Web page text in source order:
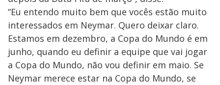
V
i
u
d
o
“Eu entendo muito bem que vocês estão muito
interessados em Neymar. Quero deixar claro.
Estamos em dezembro, a Copa do Mundo é em
junho, quando eu definir a equipe que vai jogar
a Copa do Mundo, não vou definir em maio. Se
Neymar merece estar na Copa do Mundo, se